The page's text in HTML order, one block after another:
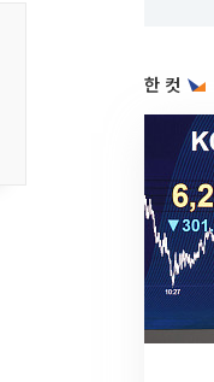
한 컷